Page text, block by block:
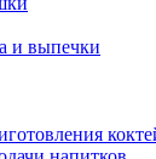
и выпечки